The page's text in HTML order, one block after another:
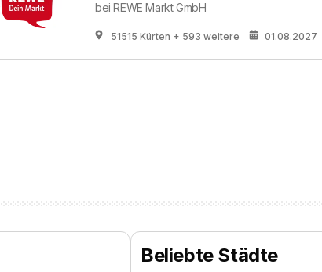
beiREWE Markt GmbH
51515 Kürten + 593 weitere 01.08.2027
Beliebte Städte